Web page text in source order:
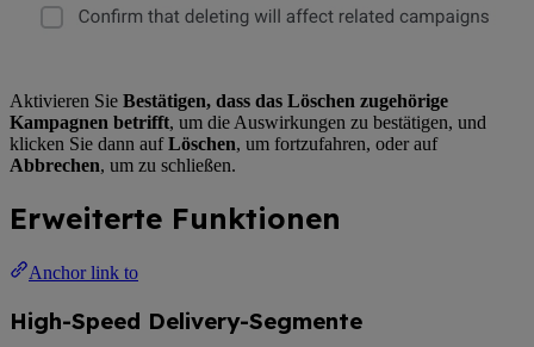
Aktivieren Sie Bestätigen, dass das Löschen zugehörige
Kampagnen betrifft, um die Auswirkungen zu bestätigen, und
klicken Sie dann aufLöschen, um fortzufahren, oder auf
Abbrechen, um zu schließen.
Erweiterte Funktionen
Anchor link to
High-Speed Delivery-Segmente